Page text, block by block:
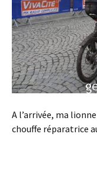
A l’arrivée, ma
chouffe réparatrice